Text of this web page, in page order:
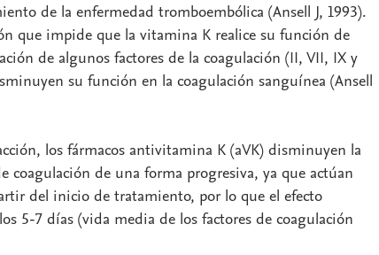
de la enfermedad tromboembólica (Ansell J, 1993).
que impide que la vitamina K realice su función de
de algunos factores de la coagulación (II, VII, IX y
su función en la coagulación sanguínea (Ansell
los fármacos antivitamina K (aVK) disminuyen la
coagulación de una forma progresiva, ya que actúan
del inicio de tratamiento, por lo que el efecto
5-7 días (vida media de los factores de coagulación